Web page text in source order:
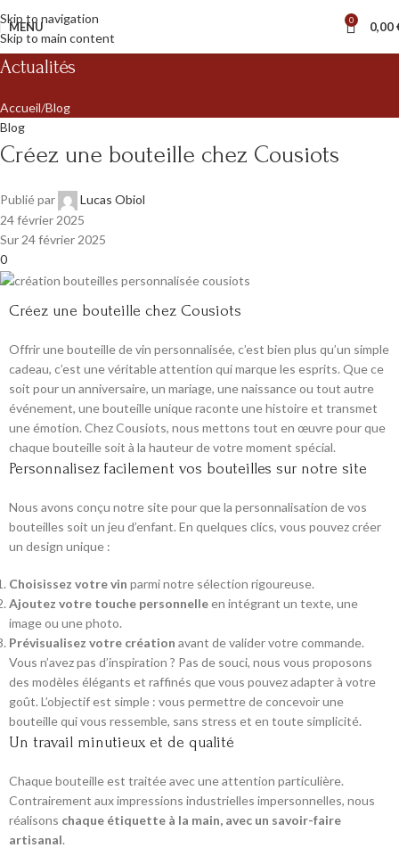
Skip to navigation
Skip to main content
MENU 0 0,00
Actualités
Accueil Blog
Blog
Créez une bouteille chez Cousiots
Publié par
Lucas Obiol
24 février 2025
Sur 24 février 2025
0
Créez une bouteille chez Cousiots
Offrir une bouteille de vin personnalisée, c’est bien plus qu’un simple
cadeau, c’est une véritable attention qui marque les esprits. Que ce
soit pour un anniversaire, un mariage, une naissance ou tout autre
événement, une bouteille unique raconte une histoire et transmet
une émotion. Chez Cousiots, nous mettons tout en œuvre pour que
chaque bouteille soit à la hauteur de votre moment spécial.
Personnalisez facilement vos bouteilles sur notre site
Nous avons conçu notre site pour que la personnalisation de vos
bouteilles soit un jeu d’enfant. En quelques clics, vous pouvez créer
un design unique :
Choisissez votre vin parmi notre sélection rigoureuse.
Ajoutez votre touche personnelleen intégrant un texte, une
image ou une photo.
Prévisualisez votre création avant de valider votre commande.
Vous n’avez pas d’inspiration ? Pas de souci, nous vous proposons
des modèles élégants et raffinés que vous pouvez adapter à votre
goût. L’objectif est simple : vous permettre de concevoir une
bouteille qui vous ressemble, sans stress et en toute simplicité.
Un travail minutieux et de qualité
Chaque bouteille est traitée avec une attention particulière.
Contrairement aux impressions industrielles impersonnelles, nous
réalisons chaque étiquette à la main, avec un savoir-faire
artisanal.